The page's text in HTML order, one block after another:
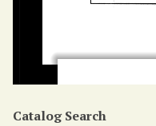
Catalog Search